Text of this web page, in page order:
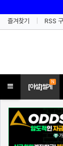
즐겨찾기
RSS
Toggle[야설]썰게
N